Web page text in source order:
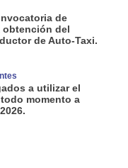
de
obtención del
de Auto-Taxi.
a utilizar el
momento a